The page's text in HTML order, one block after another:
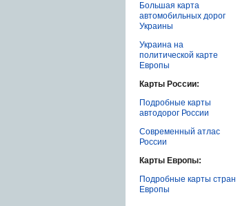
Большая карта
автомобильных дорог
Украины
Украина на
политической карте
Европы
Карты России:
Подробные карты
автодорог России
Современный атлас
России
Карты Европы:
Подробные карты стран
Европы